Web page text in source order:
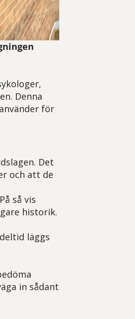
Denna
för
Det
och att de
så vis
historik.
läggs
in sådant